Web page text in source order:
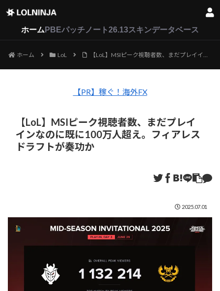
ホーム PBEパッチノート26.13スキンデータベース
ホーム LoL 【LoL】MSIピーク視聴者数、まだプレイインなのに既に100万人超え。フィアレスドラフトが奏功か
【PR】稼ぐ！海外FX
【LoL】MSIピーク視聴者数、まだプレイ
インなのに既に100万人超え。フィアレス
ドラフトが奏功か
2025.07.01